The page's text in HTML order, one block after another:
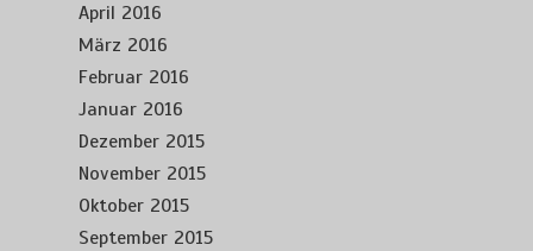
April 2016
März 2016
Februar 2016
Januar 2016
Dezember 2015
November 2015
Oktober 2015
September 2015